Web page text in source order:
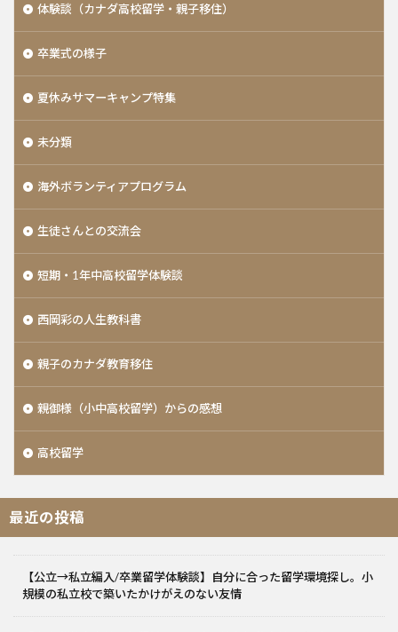
体験談（カナダ高校留学・親子移住）
卒業式の様子
夏休みサマーキャンプ特集
未分類
海外ボランティアプログラム
生徒さんとの交流会
短期・1年中高校留学体験談
西岡彩の人生教科書
親子のカナダ教育移住
親御様（小中高校留学）からの感想
高校留学
最近の投稿
【公立→私立編入/卒業留学体験談】自分に合った留学環境探し。小
規模の私立校で築いたかけがえのない友情